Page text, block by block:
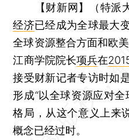
【财新网】（特派
经济已经成为全球最大
全球资源整合方面和欧
江商学院院长项兵在
接受财新记者专访时如
形成“以全球资源应对
格局，从这个意义上来
概念已经过时。